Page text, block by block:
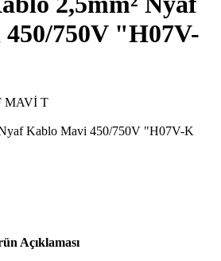
750V "H07V-
MAVİ T
Kablo Mavi 450/750V "H07V-K
Açıklaması